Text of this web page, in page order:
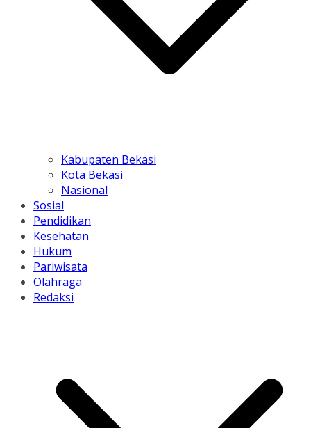
Kabupaten Bekasi
Kota Bekasi
Nasional
Sosial
Pendidikan
Kesehatan
Hukum
Pariwisata
Olahraga
Redaksi